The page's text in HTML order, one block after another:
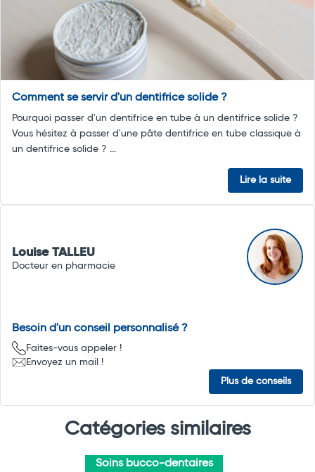
Comment se servir d'un dentifrice solide ?
Pourquoi passer d'un dentifrice en tube à un dentifrice solide ?
Vous hésitez à passer d'une pâte dentifrice en tube classique à
un dentifrice solide ? ...
Lire la suite
Louise TALLEU
Docteur en pharmacie
Besoin d'un conseil personnalisé ?
Faites-vous appeler !
Envoyez un mail !
Plus de conseils
Catégories similaires
Soins bucco-dentaires